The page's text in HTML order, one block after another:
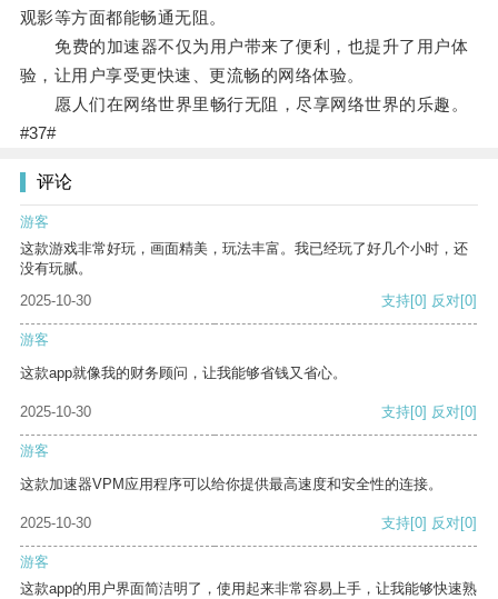
观影等方面都能畅通无阻。
免费的加速器不仅为用户带来了便利，也提升了用户体
验，让用户享受更快速、更流畅的网络体验。
愿人们在网络世界里畅行无阻，尽享网络世界的乐趣。
#37#
评论
游客
这款游戏非常好玩，画面精美，玩法丰富。我已经玩了好几个小时，还
没有玩腻。
2025-10-30
支持[0] 反对[0]
游客
这款app就像我的财务顾问，让我能够省钱又省心。
2025-10-30 支持[0] 反对[0]
游客
这款加速器VPM应用程序可以给你提供最高速度和安全性的连接。
2025-10-30 支持[0] 反对[0]
游客
这款app的用户界面简洁明了，使用起来非常容易上手，让我能够快速熟